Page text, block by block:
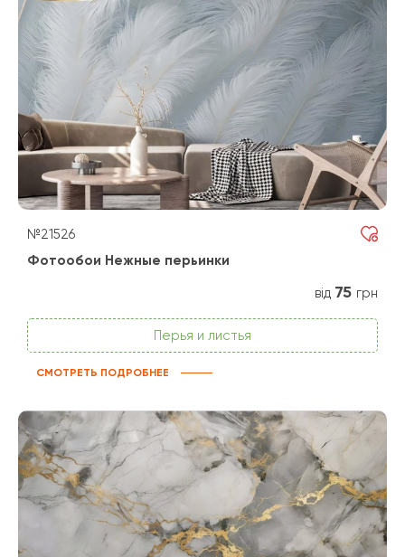
№21526
Фотообои Нежные перьинки
від 75 грн
Перья и листья
СМОТРЕТЬ ПОДРОБНЕЕ